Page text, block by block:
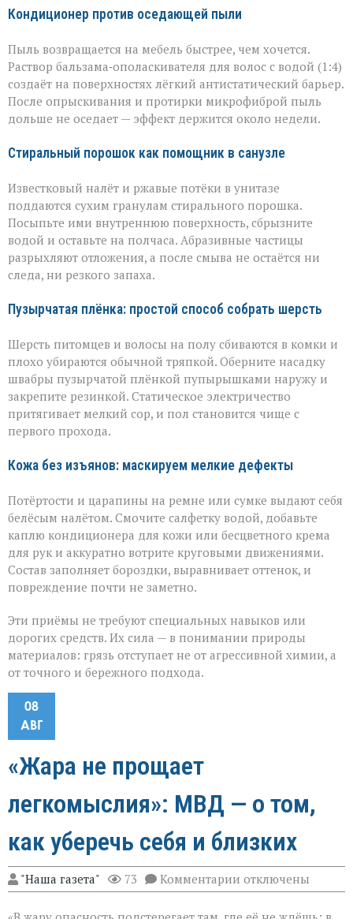
Кондиционер против оседающей пыли
Пыль возвращается на мебель быстрее, чем хочется.
Раствор бальзама‑ополаскивателя для волос с водой (1:4)
создаёт на поверхностях лёгкий антистатический барьер.
После опрыскивания и протирки микрофиброй пыль
дольше не оседает — эффект держится около недели.
Стиральный порошок как помощник в санузле
Известковый налёт и ржавые потёки в унитазе
поддаются сухим гранулам стирального порошка.
Посыпьте ими внутреннюю поверхность, сбрызните
водой и оставьте на полчаса. Абразивные частицы
разрыхляют отложения, а после смыва не остаётся ни
следа, ни резкого запаха.
Пузырчатая плёнка: простой способ собрать шерсть
Шерсть питомцев и волосы на полу сбиваются в комки и
плохо убираются обычной тряпкой. Оберните насадку
швабры пузырчатой плёнкой пупырышками наружу и
закрепите резинкой. Статическое электричество
притягивает мелкий сор, и пол становится чище с
первого прохода.
Кожа без изъянов: маскируем мелкие дефекты
Потёртости и царапины на ремне или сумке выдают себя
белёсым налётом. Смочите салфетку водой, добавьте
каплю кондиционера для кожи или бесцветного крема
для рук и аккуратно вотрите круговыми движениями.
Состав заполняет бороздки, выравнивает оттенок, и
повреждение почти не заметно.
Эти приёмы не требуют специальных навыков или
дорогих средств. Их сила — в понимании природы
материалов: грязь отступает не от агрессивной химии, а
от точного и бережного подхода.
08
АВГ
«Жара не прощает
легкомыслия»: МВД — о том,
как уберечь себя и близких
"Наша газета" 73 Комментарии к
записи
отключены